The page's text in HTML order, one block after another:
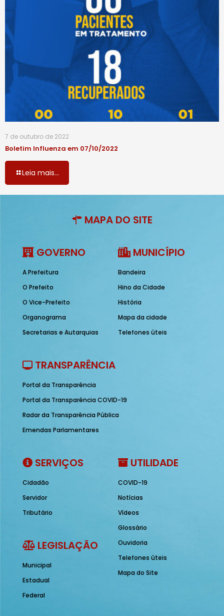
7 de outubro de 2022
Boletim Influenza em 07/10/2022
Leia mais...
MAPA DO SITE
GOVERNO
A Prefeitura
O Prefeito
O Vice-Prefeito
Organograma
Secretarias e Autarquias
MUNICÍPIO
Bandeira
Hino da Cidade
História
Mapa da cidade
Telefones úteis
TRANSPARÊNCIA
Portal da Transparência
Portal da Transparência COVID-19
Radar da Transparência Pública
Emendas Parlamentares
SERVIÇOS
Cidadão
Servidor
Tributário
LEGISLAÇÃO
Municipal
Estadual
Federal
UTILIDADE
COVID-19
Notícias
Vídeos
Glossário
Ouvidoria
Telefones úteis
Mapa do Site